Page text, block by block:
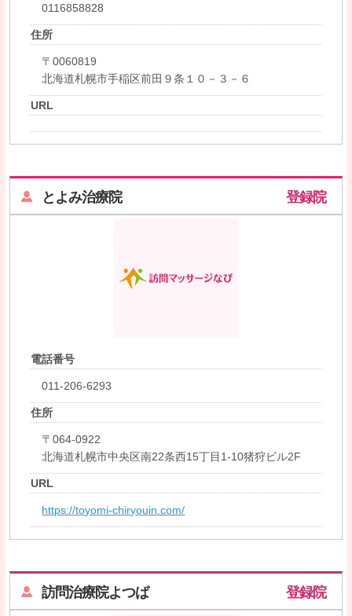
0116858828
住所
〒0060819
北海道札幌市手稲区前田９条１０－３－６
URL
とよみ治療院 登録院
電話番号
011-206-6293
住所
〒064-0922
北海道札幌市中央区南22条西15丁目1-10猪狩ビル2F
URL
https://toyomi-chiryouin.com/
訪問治療院よつば 登録院